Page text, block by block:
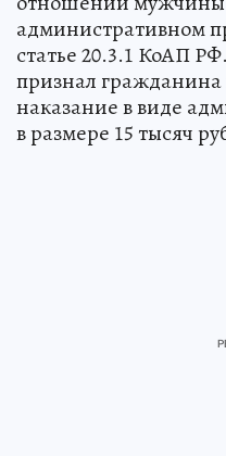
административном
статье 20.3.1 КоАП
признал
наказание в виде
в размере 15 тысяч